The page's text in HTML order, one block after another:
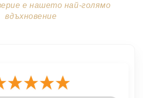
е нашето най-голямо
вдъхновение